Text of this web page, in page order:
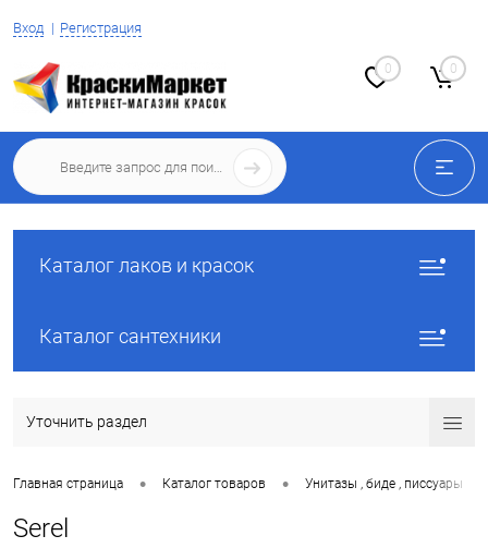
Вход Регистрация
0 0
Каталог лаков и красок
Каталог сантехники
Уточнить раздел
Главная страница • Каталог товаров • Унитазы , биде , писсуары
Serel